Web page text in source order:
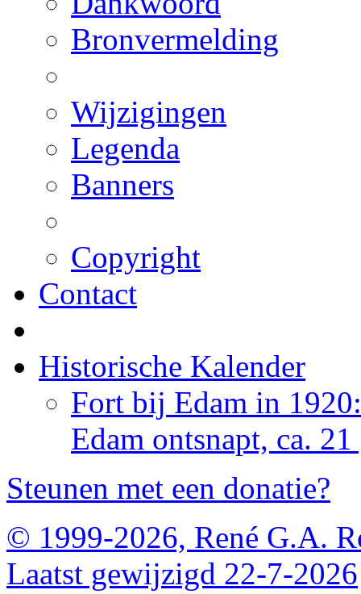
Bronvermelding
Wijzigingen
Legenda
Banners
Copyright
Contact
Historische Kalender
Fort bij Edam in
Edam ontsnapt, ca.
Steunen met een donatie?
© 1999-2026, René G.A.
Laatst gewijzigd 22-7-2026